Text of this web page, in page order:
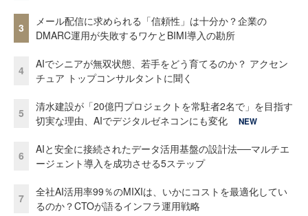
3
メール配信に求められる「信頼性」は十分か？企業の
DMARC運用が失敗するワケとBIMI導入の勘所
4
AIでシニアが無双状態、若手をどう育てるのか？ アクセン
チュア トップコンサルタントに聞く
5
清水建設が「20億円プロジェクトを常駐者2名で」を目指す
切実な理由、AIでデジタルゼネコンにも変化
NEW
6
AIと安全に接続されたデータ活用基盤の設計法──マルチエ
ージェント導入を成功させる5ステップ
7
全社AI活用率99％のMIXIは、いかにコストを最適化してい
るのか？CTOが語るインフラ運用戦略